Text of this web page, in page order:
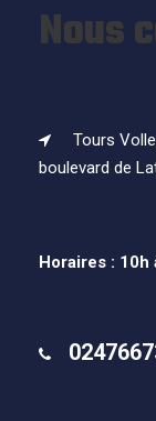
Nous
Tours
boulevard de
Horaires : 10h